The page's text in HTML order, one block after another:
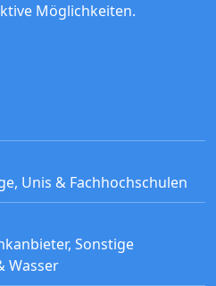
Möglichkeiten.
, Unis & Fachhochschulen
, Sonstige
Wasser